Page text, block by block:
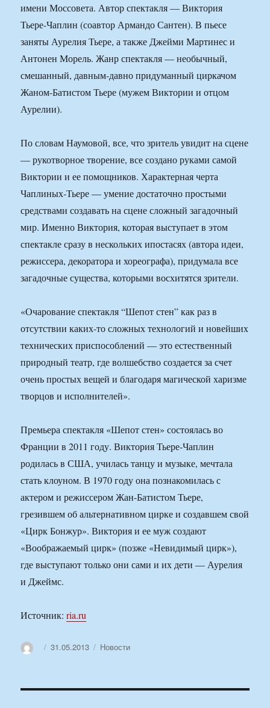
имени Моссовета. Автор спектакля — Виктория
Тьере-Чаплин (соавтор Армандо Сантен). В пьесе
заняты Аурелия Тьере, а также Джейми Мартинес и
Антонен Морель. Жанр спектакля — необычный,
смешанный, давным-давно придуманный циркачом
Жаном-Батистом Тьере (мужем Виктории и отцом
Аурелии).
По словам Наумовой, все, что зритель увидит на сцене
— рукотворное творение, все создано руками самой
Виктории и ее помощников. Характерная черта
Чаплиных-Тьере — умение достаточно простыми
средствами создавать на сцене сложный загадочный
мир. Именно Виктория, которая выступает в этом
спектакле сразу в нескольких ипостасях (автора идеи,
режиссера, декоратора и хореографа), придумала все
загадочные существа, которыми восхитятся зрители.
«Очарование спектакля “Шепот стен” как раз в
отсутствии каких-то сложных технологий и новейших
технических приспособлений — это естественный
природный театр, где волшебство создается за счет
очень простых вещей и благодаря магической харизме
творцов и исполнителей».
Премьера спектакля «Шепот стен» состоялась во
Франции в 2011 году. Виктория Тьере-Чаплин
родилась в США, училась танцу и музыке, мечтала
стать клоуном. В 1970 году она познакомилась с
актером и режиссером Жан-Батистом Тьере,
грезившем об альтернативном цирке и создавшем свой
«Цирк Бонжур». Виктория и ее муж создают
«Воображаемый цирк» (позже «Невидимый цирк»),
где выступают только они сами и их дети — Аурелия
и Джеймс.
Источник:ria.ru
АвторОпубликовано
31.05.2013 Рубрики
Новости